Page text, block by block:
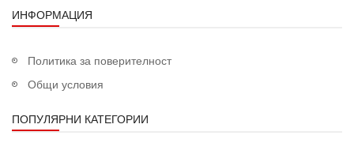
ИНФОРМАЦИЯ
Политика за поверителност
Общи условия
ПОПУЛЯРНИ КАТЕГОРИИ